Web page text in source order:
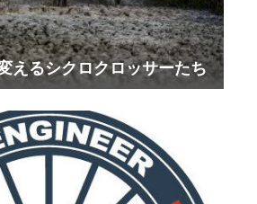
えるシクロクロッサーたち